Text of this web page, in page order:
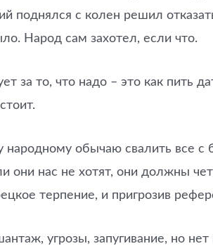
поднялся с колен решил
Народ сам захотел, если что.
за то, что надо – это как пить
обычаю свалить все
нас не хотят, они должны
терпение, и пригрозив
угрозы, запугивание, но